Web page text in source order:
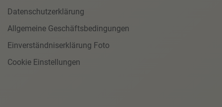
Datenschutzerklärung
Allgemeine Geschäftsbedingungen
Einverständniserklärung Foto
Cookie Einstellungen